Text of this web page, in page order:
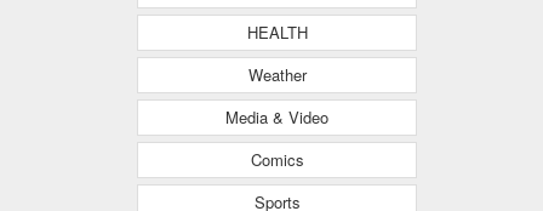
HEALTH
Weather
Media & Video
Comics
Sports